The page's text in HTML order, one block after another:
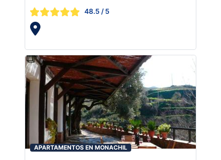
48.5 / 5
APARTAMENTOS EN MONACHIL